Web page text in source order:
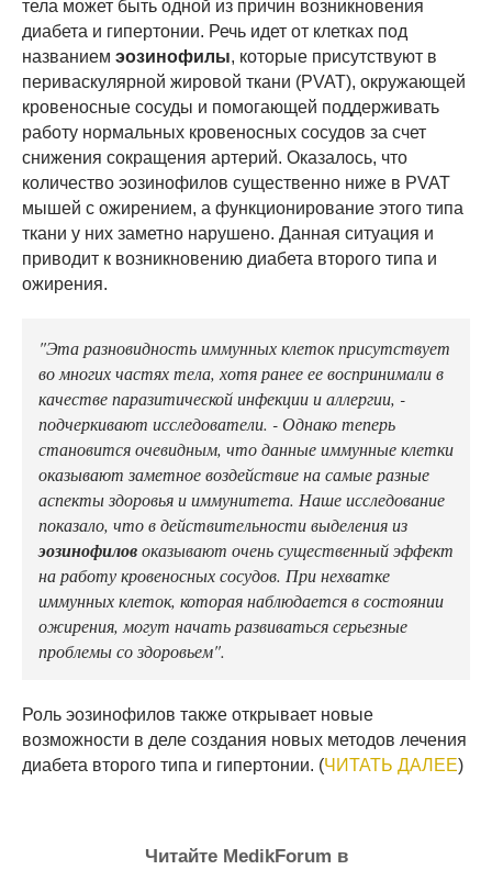
тела может быть одной из причин возникновения
диабета и гипертонии. Речь идет от клетках под
названием эозинофилы, которые присутствуют в
периваскулярной жировой ткани (PVAT), окружающей
кровеносные сосуды и помогающей поддерживать
работу нормальных кровеносных сосудов за счет
снижения сокращения артерий. Оказалось, что
количество эозинофилов существенно ниже в PVAT
мышей с ожирением, а функционирование этого типа
ткани у них заметно нарушено. Данная ситуация и
приводит к возникновению диабета второго типа и
ожирения.
"Эта разновидность иммунных клеток присутствует
во многих частях тела, хотя ранее ее воспринимали в
качестве паразитической инфекции и аллергии, -
подчеркивают исследователи. - Однако теперь
становится очевидным, что данные иммунные клетки
оказывают заметное воздействие на самые разные
аспекты здоровья и иммунитета. Наше исследование
показало, что в действительности выделения из
эозинофиловоказывают очень существенный эффект
на работу кровеносных сосудов. При нехватке
иммунных клеток, которая наблюдается в состоянии
ожирения, могут начать развиваться серьезные
проблемы со здоровьем".
Роль эозинофилов также открывает новые
возможности в деле создания новых методов лечения
диабета второго типа и гипертонии. (ЧИТАТЬ ДАЛЕЕ)
Читайте MedikForum в